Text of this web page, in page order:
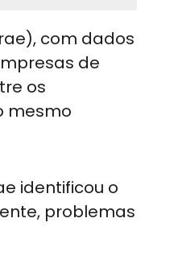
com dados
de
os
mesmo
identificou o
problemas